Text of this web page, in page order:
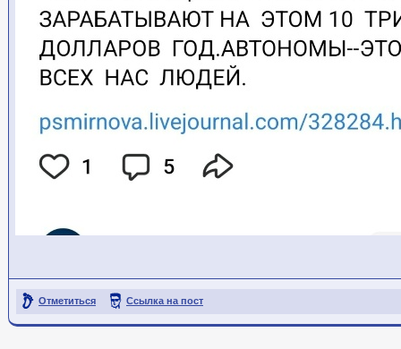
Отметиться Ссылка на пост